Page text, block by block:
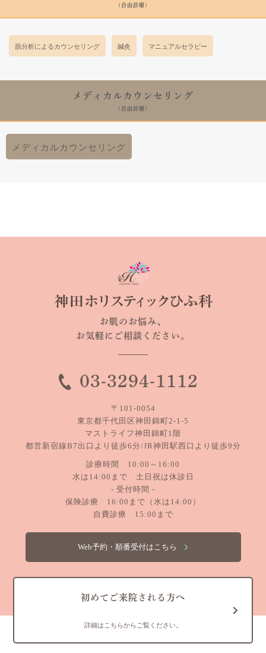
(自由診療)
肌分析によるカウンセリング 鍼灸 マニュアルセラピー
メディカルカウンセリング
(自由診療)
メディカルカウンセリング
お肌のお悩み、
お気軽にご相談ください。
03-3294-1112
〒101-0054
東京都千代田区神田錦町2-1-5
マストライフ神田錦町1階
都営新宿線B7出口より徒歩6分/JR神田駅西口より徒歩9分
診療時間 10:00～16:00
水は14:00まで 土日祝は休診日
- 受付時間 -
保険診療 16:00まで（水は14:00）
自費診療 15:00まで
Web予約・順番受付はこちら
初めてご来院される方へ
詳細はこちらからご覧ください。